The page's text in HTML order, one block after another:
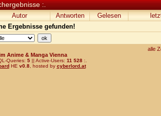
:.
Autor Antworten Gelesen
Ergebnisse gefunden!
alle
Anime & Manga Vienna
Queries: 5 || Active-Users: 11 528 :.
HE v0.8, hosted by cyberlord.at